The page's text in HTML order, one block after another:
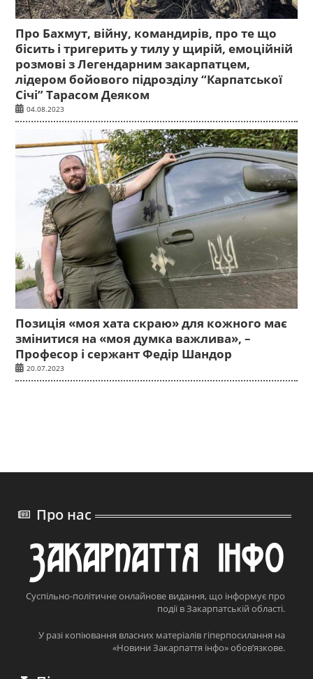
Про Бахмут, війну, командирів, про те що
бісить і тригерить у тилу у щирій, емоційній
розмові з Легендарним закарпатцем,
лідером бойового підрозділу “Карпатської
Січі” Тарасом Деяком
04.08.2023
Позиція «моя хата скраю» для кожного має
змінитися на «моя думка важлива», –
Професор і сержант Федір Шандор
20.07.2023
Про нас
Суспільно-політичне онлайнове видання, що інформує про
події в Закарпатській області.
У разі копіювання власних матеріалів гіперпосилання на
«Новини Закарпаття інфо» обов’язкове.